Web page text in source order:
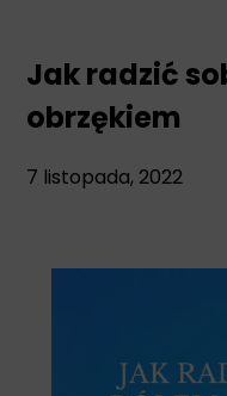
Jak radzić
obrzękiem
7 listopada, 2022